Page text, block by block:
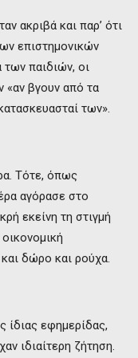
ακριβά και παρ’ ότι
επιστημονικών
παιδιών, οι
«αν βγουν από τα
των».
Τότε, όπως
αγόρασε στο
εκείνη τη στιγμή
δώρο και ρούχα.
εφημερίδας,
ιδιαίτερη ζήτηση.